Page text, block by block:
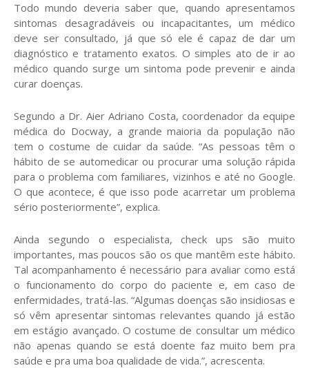
Todo mundo deveria saber que, quando apresentamos
sintomas desagradáveis ou incapacitantes, um médico
deve ser consultado, já que só ele é capaz de dar um
diagnóstico e tratamento exatos. O simples ato de ir ao
médico quando surge um sintoma pode prevenir e ainda
curar doenças.
Segundo a Dr. Aier Adriano Costa, coordenador da equipe
médica do Docway, a grande maioria da população não
tem o costume de cuidar da saúde. “As pessoas têm o
hábito de se automedicar ou procurar uma solução rápida
para o problema com familiares, vizinhos e até no Google.
O que acontece, é que isso pode acarretar um problema
sério posteriormente”, explica.
Ainda segundo o especialista, check ups são muito
importantes, mas poucos são os que mantêm este hábito.
Tal acompanhamento é necessário para avaliar como está
o funcionamento do corpo do paciente e, em caso de
enfermidades, tratá-las. “Algumas doenças são insidiosas e
só vêm apresentar sintomas relevantes quando já estão
em estágio avançado. O costume de consultar um médico
não apenas quando se está doente faz muito bem pra
saúde e pra uma boa qualidade de vida.”, acrescenta.